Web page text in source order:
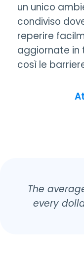
un unico
condiviso
reperire
aggiornate
così le
The
every